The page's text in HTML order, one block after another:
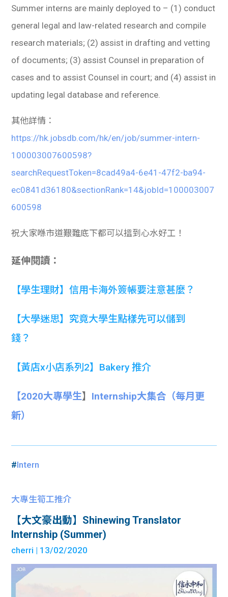
Summer interns are mainly deployed to – (1) conduct
general legal and law-related research and compile
research materials; (2) assist in drafting and vetting
of documents; (3) assist Counsel in preparation of
cases and to assist Counsel in court; and (4) assist in
updating legal database and reference.
其他詳情：
https://hk.jobsdb.com/hk/en/job/summer-intern-
100003007600598?
searchRequestToken=8cad49a4-6e41-47f2-ba94-
ec0841d36180&sectionRank=14&jobId=100003007
600598
祝大家喺市道艱難底下都可以搵到心水好工！
延伸閱讀：
【學生理財】信用卡海外簽帳要注意甚麼？
【大學迷思】究竟大學生點樣先可以儲到
錢？
【黃店x小店系列2】Bakery 推介
【2020大專學生】 Internship大集合 （每月更
新）
#Intern
大專生筍工推介
【大文豪出動】Shinewing Translator
Internship (Summer)
cherri | 13/02/2020